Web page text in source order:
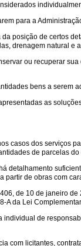
para a
posição de certos
drenagem natural e
ou recuperar
bens a
as
casos dos serviços
de parcelas
detalhamento
partir de obras com
de 10 de janeiro
da Lei
de
com licitantes,